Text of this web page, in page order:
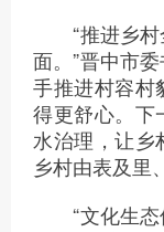
“推进乡村
面。”晋中市
手推进村容村
得更舒心。下
水治理，让乡
乡村由表及里
“文化生态